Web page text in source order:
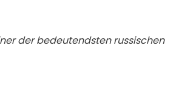
der bedeutendsten russischen